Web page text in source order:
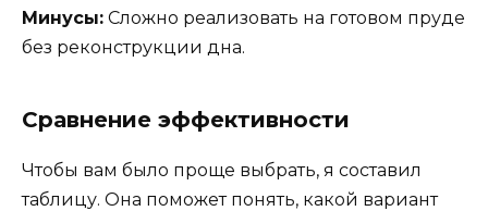
Минусы: Сложно реализовать на готовом пруде
без реконструкции дна.
Сравнение эффективности
Чтобы вам было проще выбрать, я составил
таблицу. Она поможет понять, какой вариант